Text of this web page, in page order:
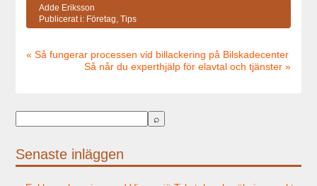
Adde Eriksson
Publicerat i: Företag ,Tips
« Så fungerar processen vid billackering på Bilskadecenter
Så når du experthjälp för elavtal och tjänster »
Senaste inläggen